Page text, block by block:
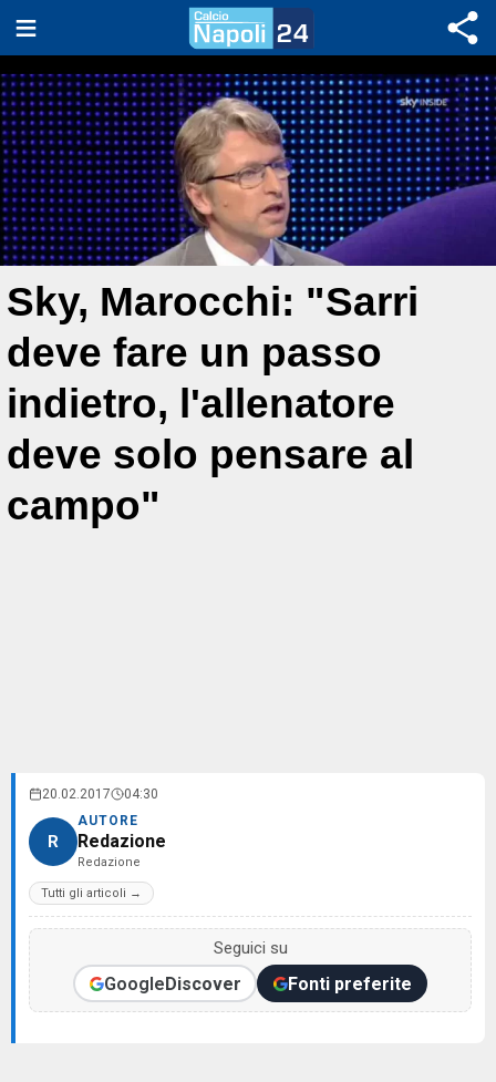
Sky, Marocchi: "Sarri
deve fare un passo
indietro, l'allenatore
deve solo pensare al
campo"
20.02.2017 04:30
R
AUTORE
Redazione
Redazione
Tutti gli articoli →
Seguici su
GoogleDiscover Fonti preferite